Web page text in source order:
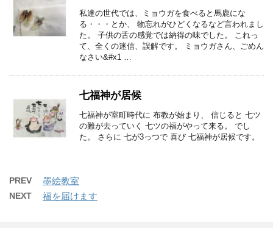
私達の世代では、ミョウガを食べると馬鹿にな
る・・・とか、 物忘れがひどくなるなど言われまし
た。 子供の舌の感覚では納得の味でした。 これっ
て、全くの迷信、誤解です。 ミョウガさん、ごめん
なさい&#x1 …
七福神が居候
七福神が室町時代に 布教が始まり、 信じると 七ツ
の難が去っていく 七ツの福がやって来る。 でし
た。 さらに 七が3っつで 喜び 七福神が居候です。
PREV 墨絵教室
NEXT 福を届けます